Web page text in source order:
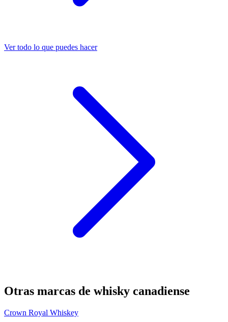
Ver todo lo que puedes hacer
Otras marcas de whisky canadiense
Crown Royal Whiskey